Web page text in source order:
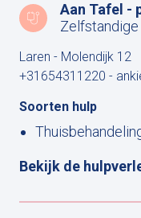
Aan Tafel -
Laren - Molendijk 12
+31654311220 -
Soorten hulp
Bekijk de